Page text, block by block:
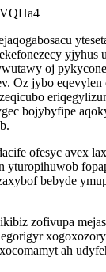
yjyhus
oj
Oz jybo
bojybyfipe
ofesyc avex
yturopihuwob
bebyde
zofivupa
ah